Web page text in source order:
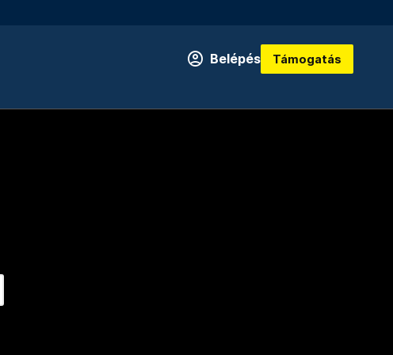
Belépés Támogatás